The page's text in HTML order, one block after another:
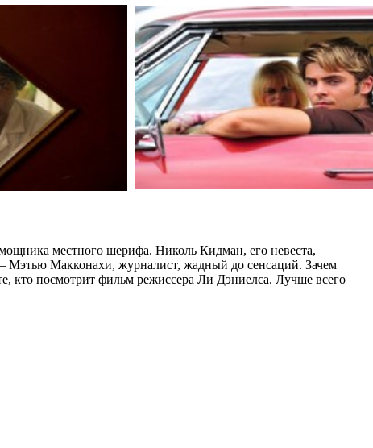
местного шерифа. Николь Кидман, его невеста,
Мэтью Макконахи, журналист, жадный до сенсаций. Зачем
кто посмотрит фильм режиссера Ли Дэниелса. Лучше всего